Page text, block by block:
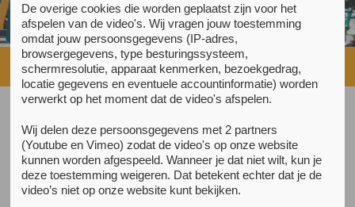
Home»Corona
Alle nieuwsberichten
5 oktober 2020
Extra coronamaatregelen op onze locaties
Vanwege de verhoogde besmettingskans in de Randstad
nemen wij extra coronamaatregelen op onze locaties. Er
De overige cookies die worden geplaatst zijn voor het
afspelen van de video's. Wij vragen jouw toestemming
omdat jouw persoonsgegevens (IP-adres,
browsergegevens, type besturingssysteem,
schermresolutie, apparaat kenmerken, bezoekgedrag,
locatie gegevens en eventuele accountinformatie) worden
verwerkt op het moment dat de video's afspelen.
Wij delen deze persoonsgegevens met 2 partners
(Youtube en Vimeo) zodat de video's op onze website
kunnen worden afgespeeld. Wanneer je dat niet wilt, kun je
deze toestemming weigeren. Dat betekent echter dat je de
video’s niet op onze website kunt bekijken.